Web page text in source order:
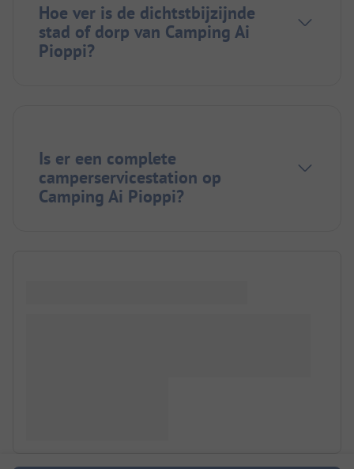
Hoe ver is de dichtstbijzijnde
stad of dorp van Camping Ai
Pioppi?
Is er een complete
camperservicestation op
Camping Ai Pioppi?